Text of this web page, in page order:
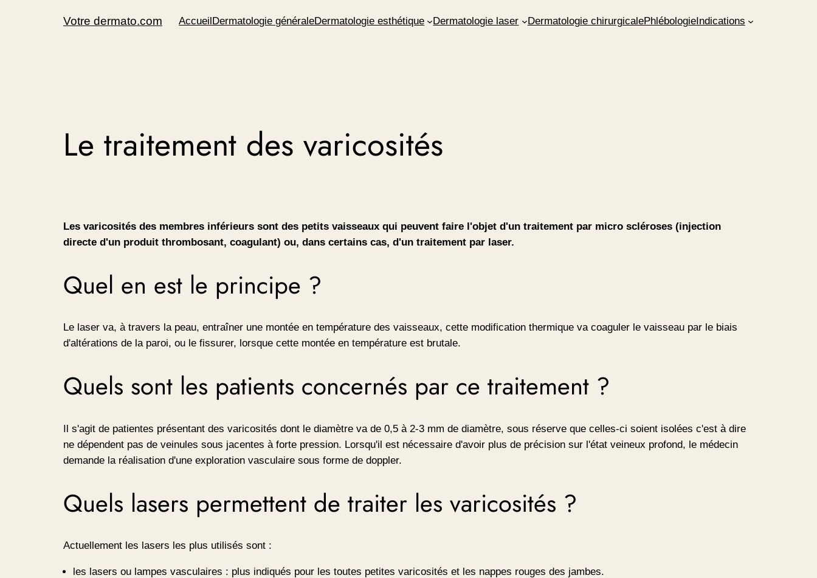
Votre dermato.com AccueilDermatologie généraleDermatologie esthétique Dermatologie laser Dermatologie chirurgicalePhlébologieIndications
Le traitement des varicosités
Les varicosités des membres inférieurs sont des petits vaisseaux qui peuvent faire l'objet d'un traitement par micro scléroses (injection
directe d'un produit thrombosant, coagulant) ou, dans certains cas, d'un traitement par laser.
Quel en est le principe ?
Le laser va, à travers la peau, entraîner une montée en température des vaisseaux, cette modification thermique va coaguler le vaisseau par le biais
d'altérations de la paroi, ou le fissurer, lorsque cette montée en température est brutale.
Quels sont les patients concernés par ce traitement ?
Il s'agit de patientes présentant des varicosités dont le diamètre va de 0,5 à 2-3 mm de diamètre, sous réserve que celles-ci soient isolées c'est à dire
ne dépendent pas de veinules sous jacentes à forte pression. Lorsqu'il est nécessaire d'avoir plus de précision sur l'état veineux profond, le médecin
demande la réalisation d'une exploration vasculaire sous forme de doppler.
Quels lasers permettent de traiter les varicosités ?
Actuellement les lasers les plus utilisés sont :
les lasers ou lampes vasculaires : plus indiqués pour les toutes petites varicosités et les nappes rouges des jambes.